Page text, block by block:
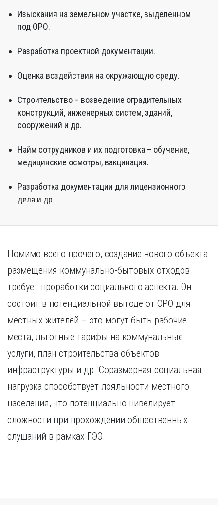
Изыскания на земельном участке, выделенном
под ОРО.
Разработка проектной документации.
Оценка воздействия на окружающую среду.
Строительство – возведение оградительных
конструкций, инженерных систем, зданий,
сооружений и др.
Найм сотрудников и их подготовка – обучение,
медицинские осмотры, вакцинация.
Разработка документации для лицензионного
дела и др.
Помимо всего прочего, создание нового объекта
размещения коммунально-бытовых отходов
требует проработки социального аспекта. Он
состоит в потенциальной выгоде от ОРО для
местных жителей – это могут быть рабочие
места, льготные тарифы на коммунальные
услуги, план строительства объектов
инфраструктуры и др. Соразмерная социальная
нагрузка способствует лояльности местного
населения, что потенциально нивелирует
сложности при прохождении общественных
слушаний в рамках ГЭЭ.